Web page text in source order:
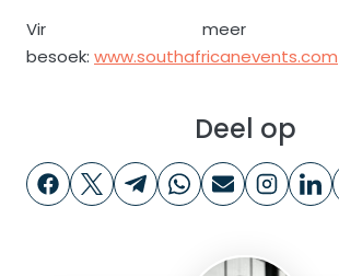
Vir meer
besoek: www.southafricanevents.com
Deel op